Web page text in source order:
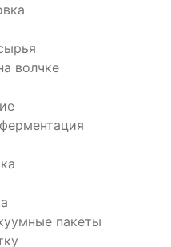
волчке
пакеты